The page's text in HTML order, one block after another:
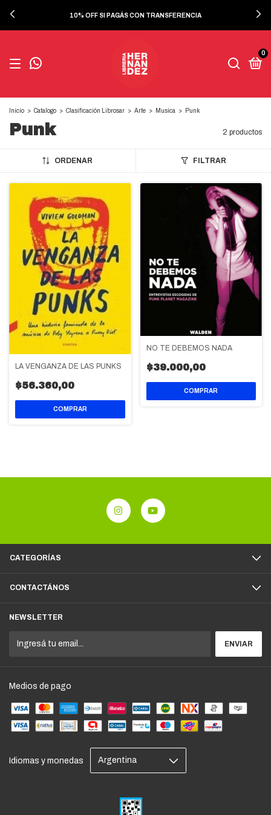
10% OFF SI PAGÁS CON TRANSFERENCIA
0
Inicio > Catalogo > Clasificación Librosar > Arte > Musica > Punk
Punk 2 productos
ORDENAR FILTRAR
LA VENGANZA DE LAS PUNKS
$56.360,00
NO TE DEBEMOS NADA
$39.000,00
CATEGORÍAS
CONTACTÁNOS
NEWSLETTER
Medios de pago
Idiomas y monedas